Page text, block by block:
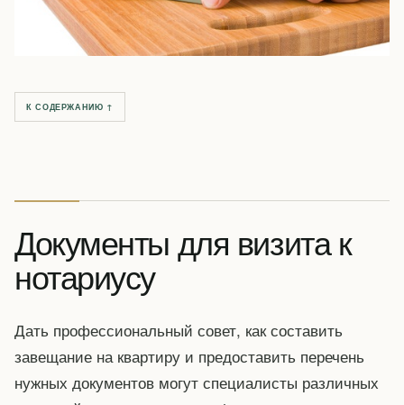
К СОДЕРЖАНИЮ ↑
Документы для визита к
нотариусу
Дать профессиональный совет, как составить
завещание на квартиру и предоставить перечень
нужных документов могут специалисты различных